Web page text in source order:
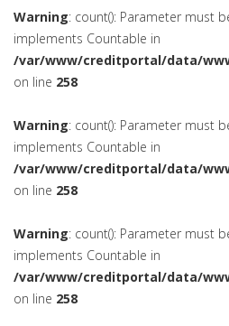
Warning: count(): Parameter must
implements Countable in
/var/www/creditportal/data/
on line 258
Warning: count(): Parameter must
implements Countable in
/var/www/creditportal/data/
on line 258
Warning: count(): Parameter must
implements Countable in
/var/www/creditportal/data/
on line 258